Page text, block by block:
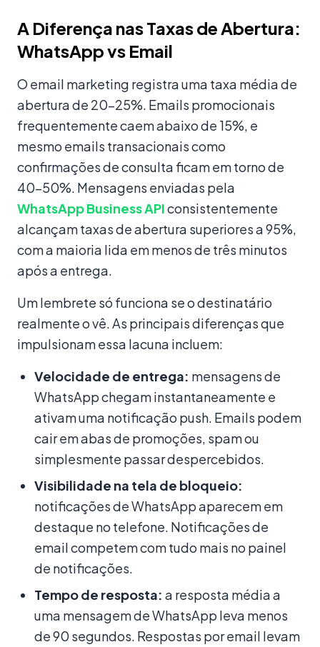
A Diferença nas Taxas de Abertura:
WhatsApp vs Email
O email marketing registra uma taxa média de
abertura de 20–25%. Emails promocionais
frequentemente caem abaixo de 15%, e
mesmo emails transacionais como
confirmações de consulta ficam em torno de
40–50%. Mensagens enviadas pela
WhatsApp Business APIconsistentemente
alcançam taxas de abertura superiores a 95%,
com a maioria lida em menos de três minutos
após a entrega.
Um lembrete só funciona se o destinatário
realmente o vê. As principais diferenças que
impulsionam essa lacuna incluem:
Velocidade de entrega: mensagens de
WhatsApp chegam instantaneamente e
ativam uma notificação push. Emails podem
cair em abas de promoções, spam ou
simplesmente passar despercebidos.
Visibilidade na tela de bloqueio:
notificações de WhatsApp aparecem em
destaque no telefone. Notificações de
email competem com tudo mais no painel
de notificações.
Tempo de resposta: a resposta média a
uma mensagem de WhatsApp leva menos
de 90 segundos. Respostas por email levam